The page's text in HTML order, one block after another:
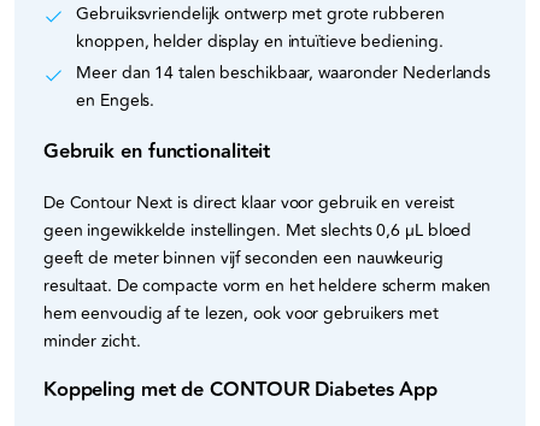
Gebruiksvriendelijk ontwerp met grote rubberen
knoppen, helder display en intuïtieve bediening.
Meer dan 14 talen beschikbaar, waaronder Nederlands
en Engels.
Gebruik en functionaliteit
De Contour Next is direct klaar voor gebruik en vereist
geen ingewikkelde instellingen. Met slechts 0,6 µL bloed
geeft de meter binnen vijf seconden een nauwkeurig
resultaat. De compacte vorm en het heldere scherm maken
hem eenvoudig af te lezen, ook voor gebruikers met
minder zicht.
Koppeling met de CONTOUR Diabetes App